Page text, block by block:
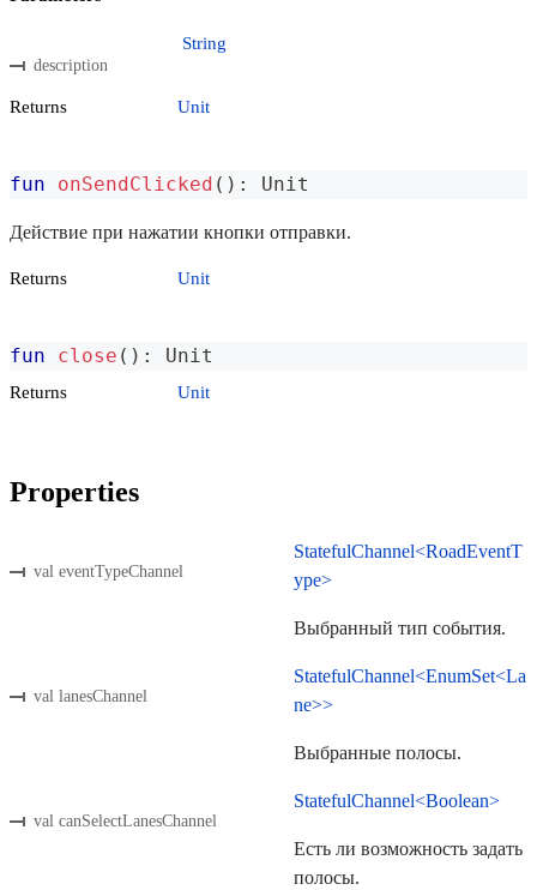
description
String
Returns Unit
fun onSendClicked ( ) : Unit
Действие при нажатии кнопки отправки.
Returns Unit
fun close ( ) : Unit
Returns Unit
Properties
val eventTypeChannel
StatefulChannel<RoadEventT
ype>
Выбранный тип события.
val lanesChannel
StatefulChannel<EnumSet<La
ne>>
Выбранные полосы.
val canSelectLanesChannel
StatefulChannel<Boolean>
Есть ли возможность задать
полосы.